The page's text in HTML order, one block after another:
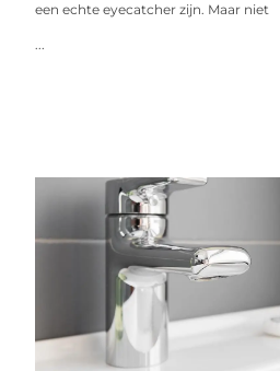
een echte eyecatcher zijn. Maar niet
...